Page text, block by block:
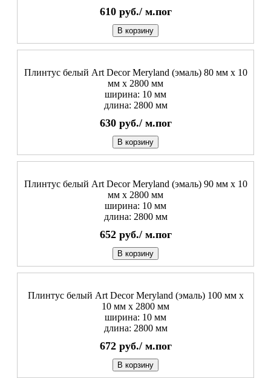
610 руб./ м.пог
В корзину
Плинтус белый Art Decor Meryland (эмаль) 80 мм х 10
мм х 2800 мм
ширина: 10 мм
длина: 2800 мм
630 руб./ м.пог
В корзину
Плинтус белый Art Decor Meryland (эмаль) 90 мм х 10
мм х 2800 мм
ширина: 10 мм
длина: 2800 мм
652 руб./ м.пог
В корзину
Плинтус белый Art Decor Meryland (эмаль) 100 мм х
10 мм х 2800 мм
ширина: 10 мм
длина: 2800 мм
672 руб./ м.пог
В корзину